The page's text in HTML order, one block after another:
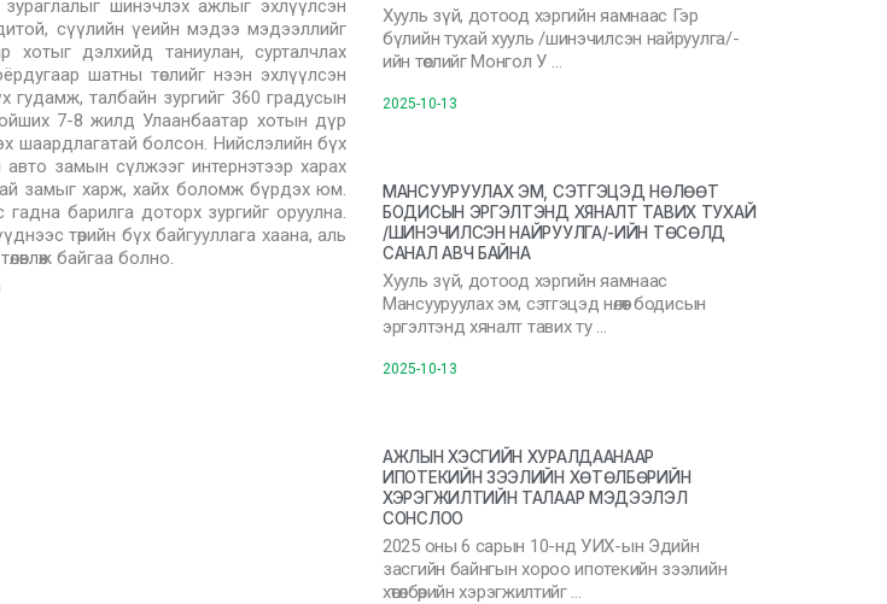
шинэчлэх ажлыг эхлүүлсэн
сүүлийн үеийн мэдээ мэдээллийг
хотыг дэлхийд таниулан, сурталчлах
шатны төслийг нээн эхлүүлсэн
гудамж, талбайн зургийг 360 градусын
7-8 жилд Улаанбаатар хотын дүр
шаардлагатай болсон. Нийслэлийн бүх
замын сүлжээг интернэтээр харах
замыг харж, хайх боломж бүрдэх юм.
барилга доторх зургийг оруулна.
төрийн бүх байгууллага хаана, аль
байгаа болно.
Хууль зүй, дотоод хэргийн яамнаас Гэр
бүлийн тухай хууль /шинэчилсэн найруулга/-
ийн төслийг Монгол У …
2025-10-13
МАНСУУРУУЛАХ ЭМ, СЭТГЭЦЭД НӨЛӨӨТ
БОДИСЫН ЭРГЭЛТЭНД ХЯНАЛТ ТАВИХ ТУХАЙ
/ШИНЭЧИЛСЭН НАЙРУУЛГА/-ИЙН ТӨСӨЛД
САНАЛ АВЧ БАЙНА
Хууль зүй, дотоод хэргийн яамнаас
Мансууруулах эм, сэтгэцэд нөлөөт бодисын
эргэлтэнд хяналт тавих ту …
2025-10-13
АЖЛЫН ХЭСГИЙН ХУРАЛДААНААР
ИПОТЕКИЙН ЗЭЭЛИЙН ХӨТӨЛБӨРИЙН
ХЭРЭГЖИЛТИЙН ТАЛААР МЭДЭЭЛЭЛ
СОНСЛОО
2025 оны 6 сарын 10-нд УИХ-ын Эдийн
засгийн байнгын хороо ипотекийн зээлийн
хөтөлбөрийн хэрэгжилтийг …